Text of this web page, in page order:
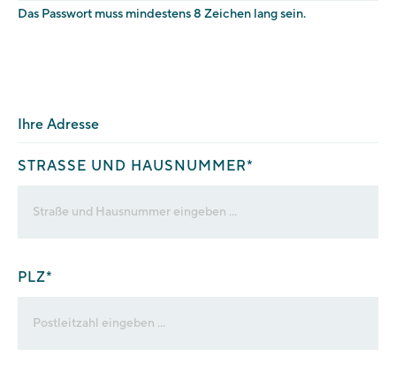
Das Passwort muss mindestens 8 Zeichen lang sein.
Ihre Adresse
STRASSE UND HAUSNUMMER*
PLZ*